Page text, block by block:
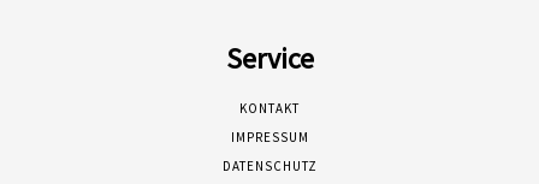
Service
KONTAKT
IMPRESSUM
DATENSCHUTZ